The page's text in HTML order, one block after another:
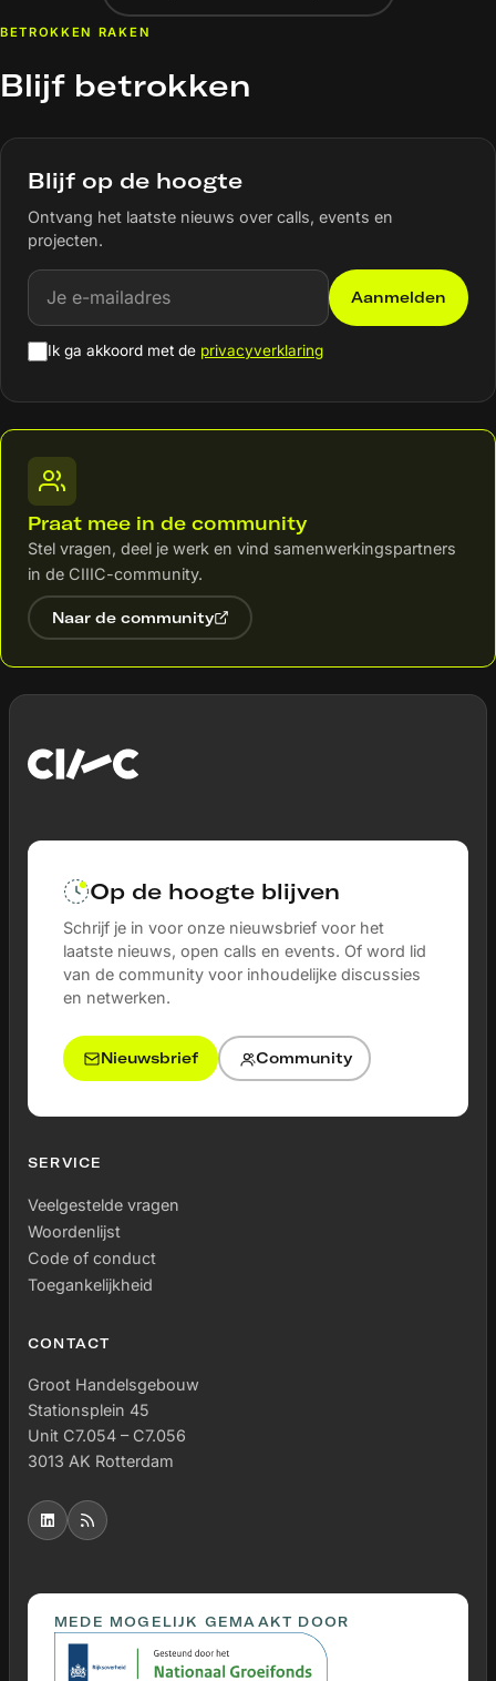
BETROKKEN RAKEN
Blijf betrokken
Blijf op de hoogte
Ontvang het laatste nieuws over calls, events en
projecten.
E-mailadres
Aanmelden
Ik ga akkoord met de privacyverklaring
Praat mee in de community
Stel vragen, deel je werk en vind samenwerkingspartners
in de CIIIC-community.
Naar de community
Op de hoogte blijven
Schrijf je in voor onze nieuwsbrief voor het
laatste nieuws, open calls en events. Of word lid
van de community voor inhoudelijke discussies
en netwerken.
Nieuwsbrief Community
SERVICE
Veelgestelde vragen
Woordenlijst
Code of conduct
Toegankelijkheid
CONTACT
Groot Handelsgebouw
Stationsplein 45
Unit C7.054 – C7.056
3013 AK Rotterdam
MEDE MOGELIJK GEMAAKT DOOR